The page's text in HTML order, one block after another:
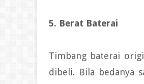
5. Berat Baterai
Timbang baterai
dibeli. Bila bedanya